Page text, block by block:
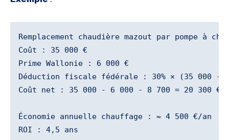
Remplacement chaudière mazout par pompe à
Coût : 35 000 €
Prime Wallonie : 6 000 €
Déduction fiscale fédérale : 30% × (35 000 -
Coût net : 35 000 - 6 000 - 8 700 = 20 300 €
Économie annuelle chauffage : ≈ 4 500 €/an